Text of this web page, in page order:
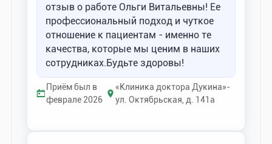
отзыв о работе Ольги Витальевны! Ее
профессиональный подход и чуткое
отношение к пациентам - именно те
качества, которые мы ценим в наших
сотрудниках.Будьте здоровы!
Приём был в
феврале 2026
«Клиника доктора Дукина»-
ул. Октябрьская, д. 141а